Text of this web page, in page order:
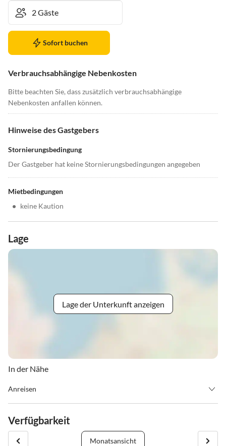
Sofort buchen
Verbrauchsabhängige Nebenkosten
Bitte beachten Sie, dass zusätzlich verbrauchsabhängige
Nebenkosten anfallen können.
Hinweise des Gastgebers
Stornierungsbedingung
Der Gastgeber hat keine Stornierungsbedingungen angegeben
Mietbedingungen
• keine Kaution
Lage
Lage der Unterkunft anzeigen
In der Nähe
Anreisen
In unseren Leistungen ist selbstverständlich die Benutzung unseres
Wellnessbereiches inkludiert.
Verfügbarkeit
Monatsansicht